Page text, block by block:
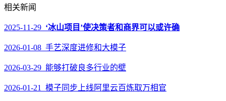
相关新闻
2025-11-29 ‘冰山项目’使决策者和商界可以或许确
2026-01-08 手艺深度进修和大模子
2026-03-29 能够打破良多行业的壁
2026-01-21 模子同步上线阿里云百炼取万相官